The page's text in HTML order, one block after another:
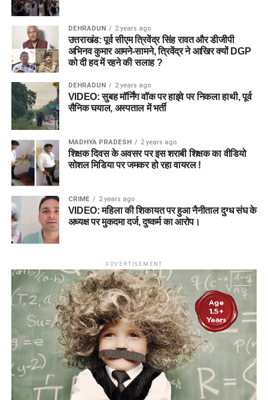
DEHRADUN 2 years ago
उत्तराखंड: पूर्व सीएम त्रिवेंद्र सिंह रावत और डीजीपी
अभिनव कुमार आमने-सामने, त्रिवेंद्र ने आखिर क्यों DGP
को दी हद में रहने की सलाह ?
DEHRADUN 2 years ago
VIDEO: सुबह मॉर्निंग वॉक पर हाइवे पर निकला हाथी, पूर्व
सैनिक घयाल, अस्पताल में भर्ती
MADHYA PRADESH 2 years ago
शिक्षक दिवस के अवसर पर इस शराबी शिक्षक का वीडियो
सोशल मिडिया पर जमकर हो रहा वायरल !
CRIME 2 years ago
VIDEO: महिला की शिकायत पर हुआ नैनीताल दुग्ध संघ के
अध्यक्ष पर मुकदमा दर्ज, दुष्कर्म का आरोप।
ADVERTISEMENT